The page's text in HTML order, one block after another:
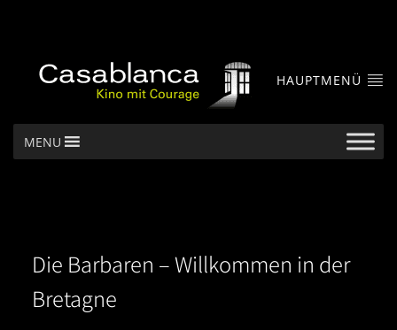
HAUPTMENÜ
MENU
Die Barbaren – Willkommen in der
Bretagne